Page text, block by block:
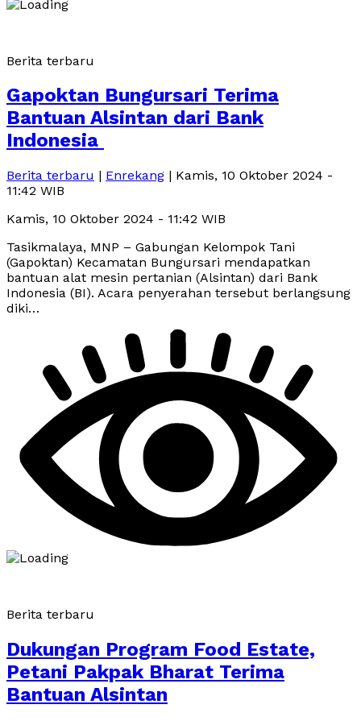
Berita terbaru
Gapoktan Bungursari Terima
Bantuan Alsintan dari Bank
Indonesia
Berita terbaru | Enrekang | Kamis, 10 Oktober 2024 -
11:42 WIB
Kamis, 10 Oktober 2024 - 11:42 WIB
Tasikmalaya, MNP – Gabungan Kelompok Tani
(Gapoktan) Kecamatan Bungursari mendapatkan
bantuan alat mesin pertanian (Alsintan) dari Bank
Indonesia (BI). Acara penyerahan tersebut berlangsung
diki…
Berita terbaru
Dukungan Program Food Estate,
Petani Pakpak Bharat Terima
Bantuan Alsintan